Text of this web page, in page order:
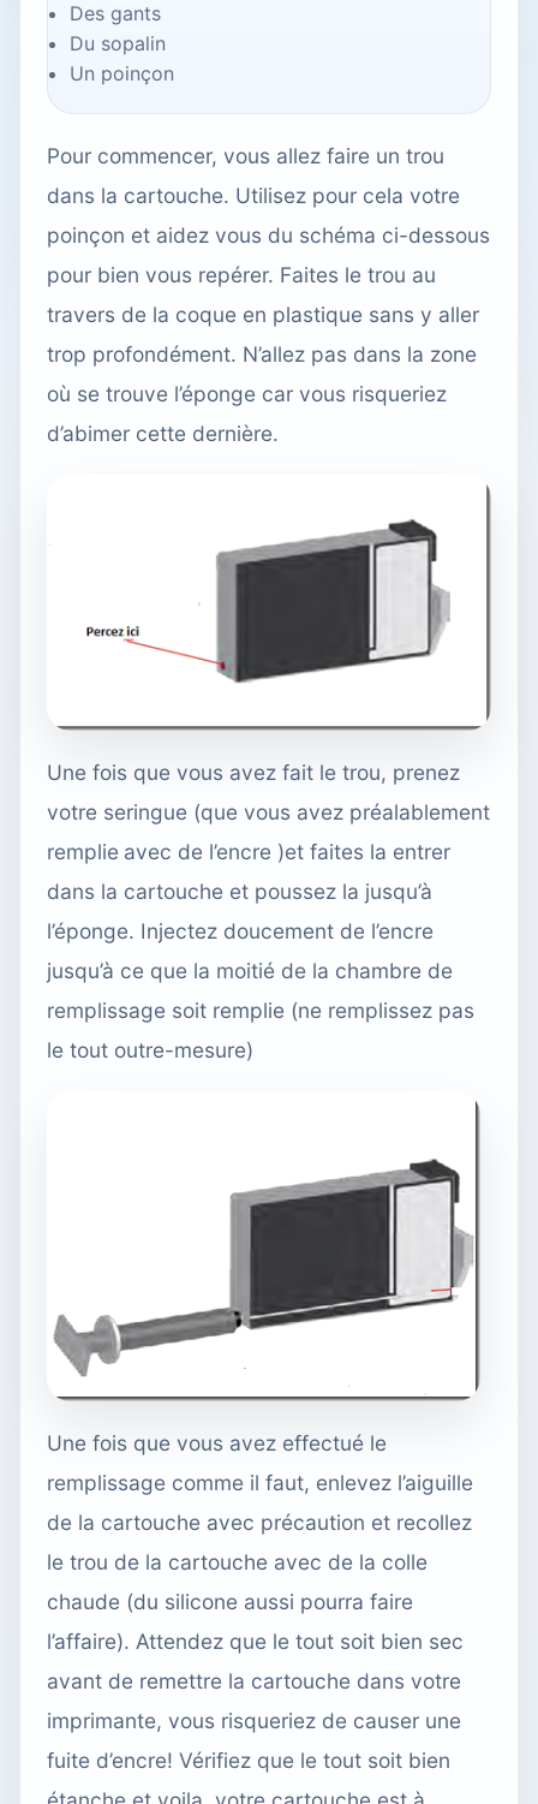
Des gants
Du sopalin
Un poinçon
Pour commencer, vous allez faire un trou
dans la cartouche. Utilisez pour cela votre
poinçon et aidez vous du schéma ci-dessous
pour bien vous repérer. Faites le trou au
travers de la coque en plastique sans y aller
trop profondément. N’allez pas dans la zone
où se trouve l’éponge car vous risqueriez
d’abimer cette dernière.
Une fois que vous avez fait le trou, prenez
votre seringue (que vous avez préalablement
remplie avec de l’encre )et faites la entrer
dans la cartouche et poussez la jusqu’à
l’éponge. Injectez doucement de l’encre
jusqu’à ce que la moitié de la chambre de
remplissage soit remplie (ne remplissez pas
le tout outre-mesure)
Une fois que vous avez effectué le
remplissage comme il faut, enlevez l’aiguille
de la cartouche avec précaution et recollez
le trou de la cartouche avec de la colle
chaude (du silicone aussi pourra faire
l’affaire). Attendez que le tout soit bien sec
avant de remettre la cartouche dans votre
imprimante, vous risqueriez de causer une
fuite d’encre! Vérifiez que le tout soit bien